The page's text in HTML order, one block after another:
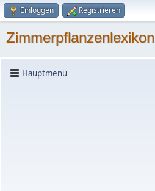
Einloggen Registrieren
Zimmerpflanzenlexikon
Hauptmenü